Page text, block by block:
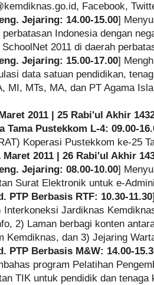
, Facebook,
Jejaring: 14.00-15.00]
perbatasan Indonesia dengan
SchoolNet 2011 di daerah
Jejaring: 15.00-17.00]
data satuan pendidikan,
MI, MTs, MA, dan PT Agama
2011 | 25 Rabi'ul Akhir
Tama Pustekkom L-4: 09.00-
Koperasi Pustekkom ke-25
Maret 2011 | 26 Rabi'ul Akhir
Jejaring: 08.00-10.00]
Surat Elektronik untuk e-
PTP Berbasis RTF: 10.30-11.30
Interkoneksi Jardiknas
2) Laman berbagi konten
Kemdiknas, dan 3) Jejaring
PTP Berbasis M&W: 14.00-
program Pelatihan
TIK untuk pendidik dan tenaga